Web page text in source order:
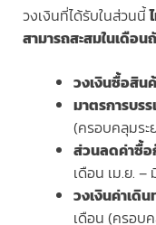
วงเงินที่ได้รับในส่วนนี้
สามารถสะสมในเดือน
วงเงินซื้อสิน
มาตรการบร
(ครอบคลุมระ
ส่วนลดค่าซื้
เดือน เม.ย. –
วงเงินค่าเดิ
เดือน (ครอบ